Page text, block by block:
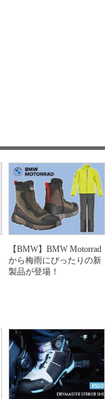
【BMW】BMW Motorrad
から梅雨にぴったりの新
製品が登場！